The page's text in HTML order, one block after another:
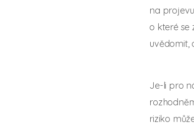
na
o které se
uvědomit,
Je-li pro
riziko